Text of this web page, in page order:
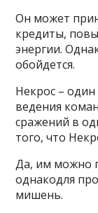
Он может
кредиты,
энергии.
обойдется.
Некрос –
ведения
сражений в
того, что
Да, им можно
однакодля
мишень.